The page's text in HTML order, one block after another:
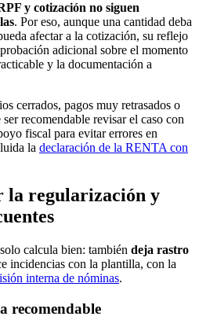
y cotización no siguen
. Por eso, aunque una cantidad deba
afectar a la cotización, su reflejo
adicional sobre el momento
y la documentación a
cerrados, pagos muy retrasados o
recomendable revisar el caso con
fiscal para evitar errores en
la declaración de la RENTA con
la regularización y
calcula bien: también deja rastro
incidencias con la plantilla, con la
interna de nóminas.
recomendable